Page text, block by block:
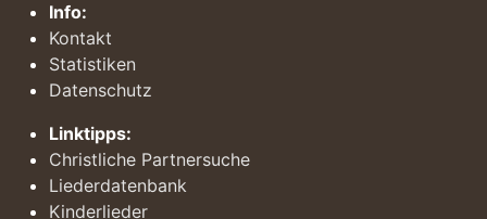
Info:
Kontakt
Statistiken
Datenschutz
Linktipps:
Christliche Partnersuche
Liederdatenbank
Kinderlieder